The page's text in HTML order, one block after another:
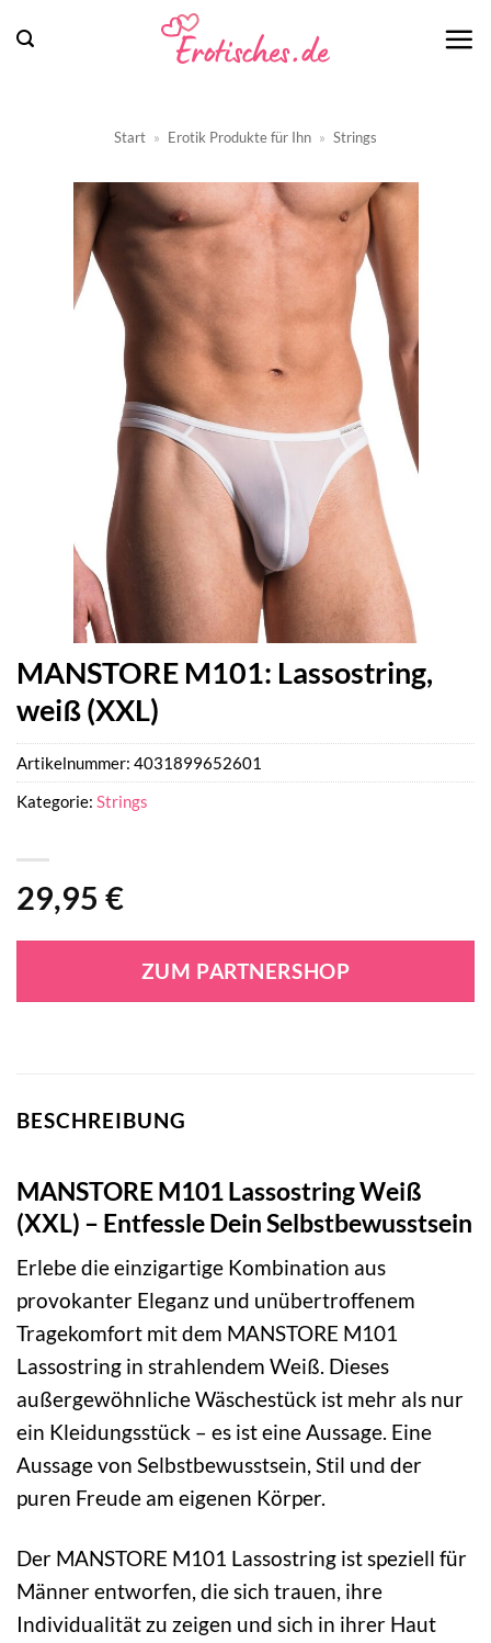
Inhalt
Start » Erotik Produkte für Ihn » Strings
MANSTORE M101: Lassostring,
weiß (XXL)
29,95 €
ZUM PARTNERSHOP
Artikelnummer: 4031899652601
Kategorie: Strings
BESCHREIBUNG
MANSTORE M101 Lassostring Weiß
(XXL) – Entfessle Dein Selbstbewusstsein
Erlebe die einzigartige Kombination aus
provokanter Eleganz und unübertroffenem
Tragekomfort mit dem MANSTORE M101
Lassostring in strahlendem Weiß. Dieses
außergewöhnliche Wäschestück ist mehr als nur
ein Kleidungsstück – es ist eine Aussage. Eine
Aussage von Selbstbewusstsein, Stil und der
puren Freude am eigenen Körper.
Der MANSTORE M101 Lassostring ist speziell für
Männer entworfen, die sich trauen, ihre
Individualität zu zeigen und sich in ihrer Haut